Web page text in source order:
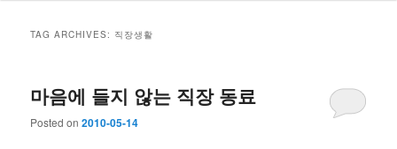
TAG ARCHIVES: 직장생활
마음에 들지 않는 직장 동료
Posted on2010-05-14